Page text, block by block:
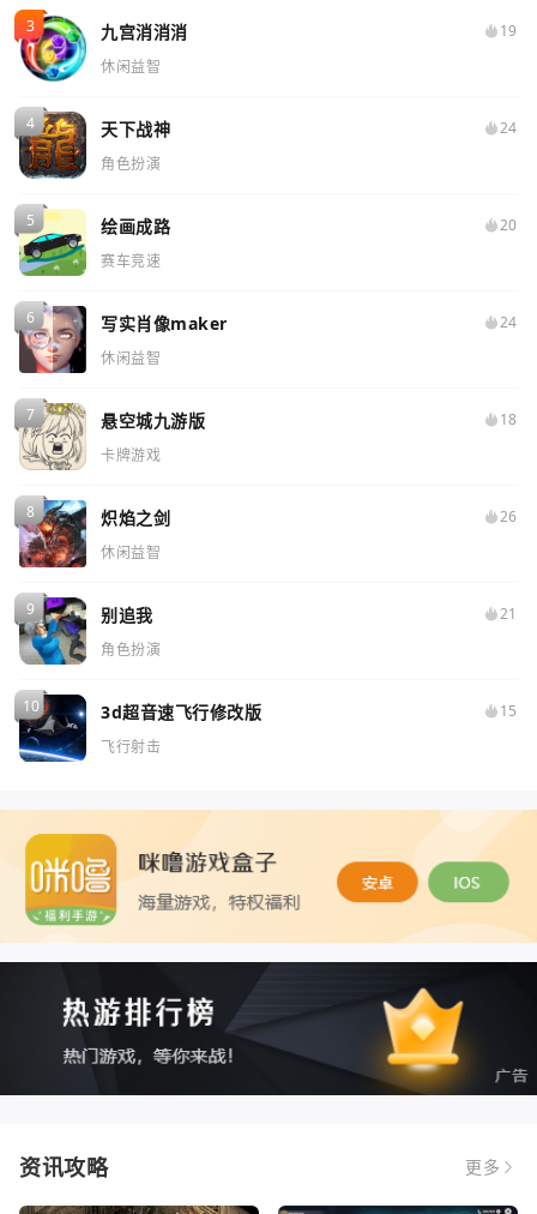
九宫消消消
19
休闲益智
天下战神
24
角色扮演
绘画成路
20
赛车竞速
写实肖像maker
24
休闲益智
悬空城九游版
18
卡牌游戏
炽焰之剑
26
休闲益智
别追我
21
角色扮演
3d超音速飞行修改版
15
飞行射击
资讯攻略 更多